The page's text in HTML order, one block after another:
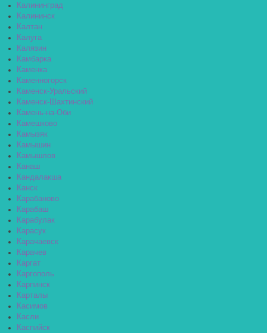
Калининград
Калининск
Калтан
Калуга
Калязин
Камбарка
Каменка
Каменногорск
Каменск-Уральский
Каменск-Шахтинский
Камень-на-Оби
Камешково
Камызяк
Камышин
Камышлов
Канаш
Кандалакша
Канск
Карабаново
Карабаш
Карабулак
Карасук
Карачаевск
Карачев
Каргат
Каргополь
Карпинск
Карталы
Касимов
Касли
Каспийск